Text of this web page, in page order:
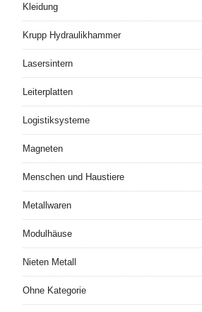
Kleidung
Krupp Hydraulikhammer
Lasersintern
Leiterplatten
Logistiksysteme
Magneten
Menschen und Haustiere
Metallwaren
Modulhäuse
Nieten Metall
Ohne Kategorie